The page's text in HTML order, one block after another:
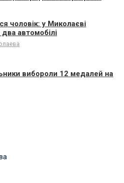
чоловік: у Миколаєві
два автомобілі
вибороли 12 медалей на